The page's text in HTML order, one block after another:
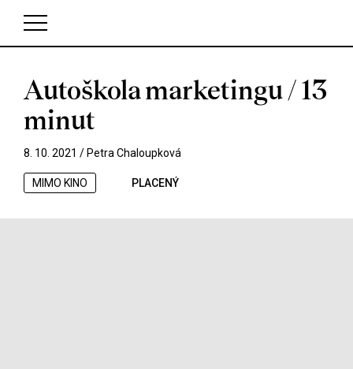
V košíku zatím nemáte žádné položky.
Autoškola marketingu / 13
minut
8. 10. 2021 / Petra Chaloupková
MIMO KINO PLACENÝ